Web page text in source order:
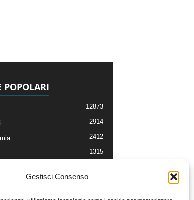
Gestisci Consenso
POPOLARI
12873
2914
2412
1315
On-Line